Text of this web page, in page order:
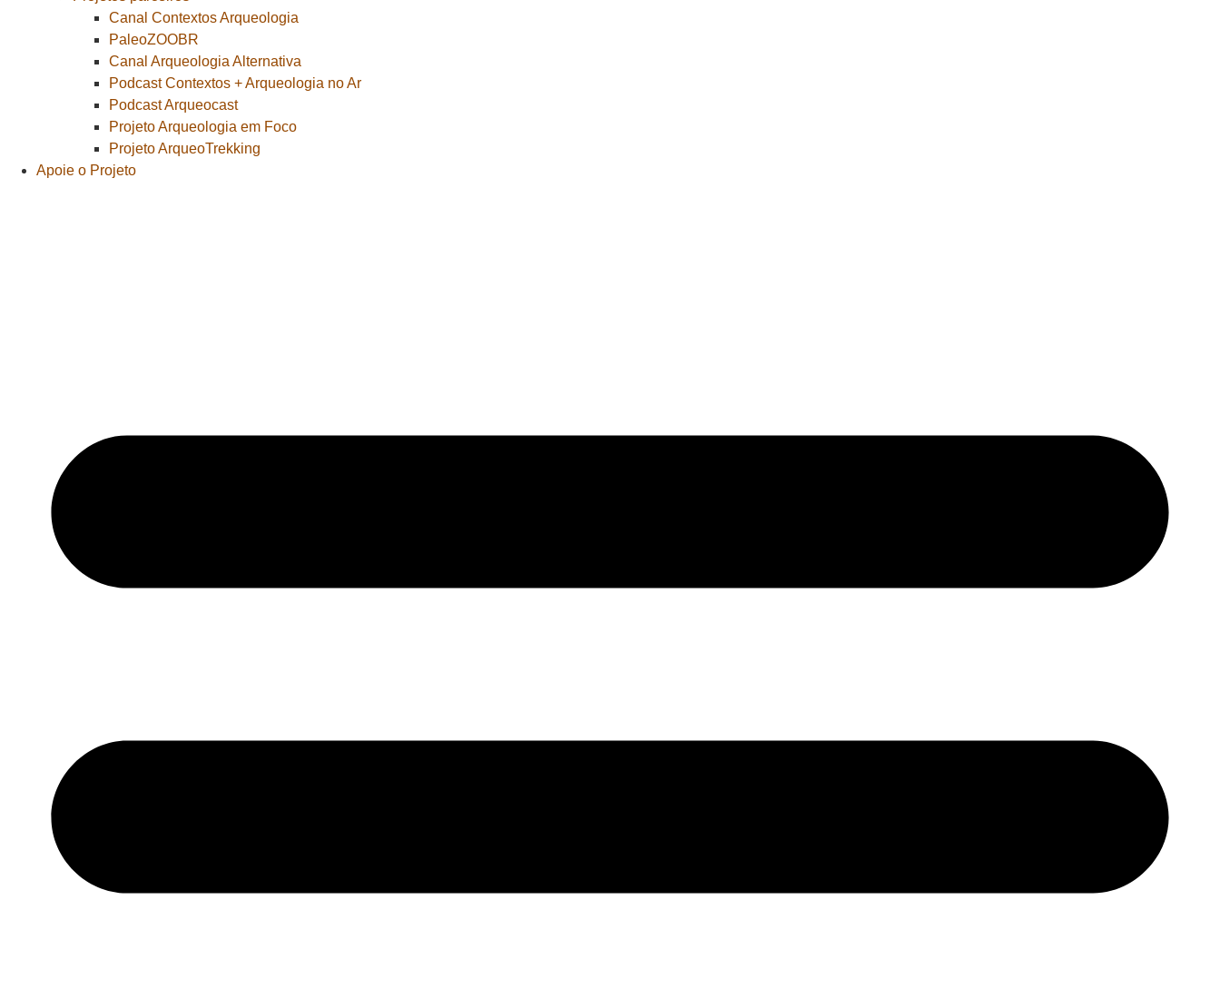
Canal Contextos Arqueologia
PaleoZOOBR
Canal Arqueologia Alternativa
Podcast Contextos + Arqueologia no Ar
Podcast Arqueocast
Projeto Arqueologia em Foco
Projeto ArqueoTrekking
Apoie o Projeto